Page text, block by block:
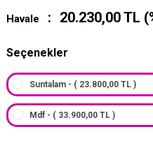
Havale 20.230,00 TL
Seçenekler
Suntalam - ( 23.800,00 TL )
Mdf - ( 33.900,00 TL )